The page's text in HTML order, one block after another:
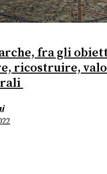
fra gli
ricostruire,